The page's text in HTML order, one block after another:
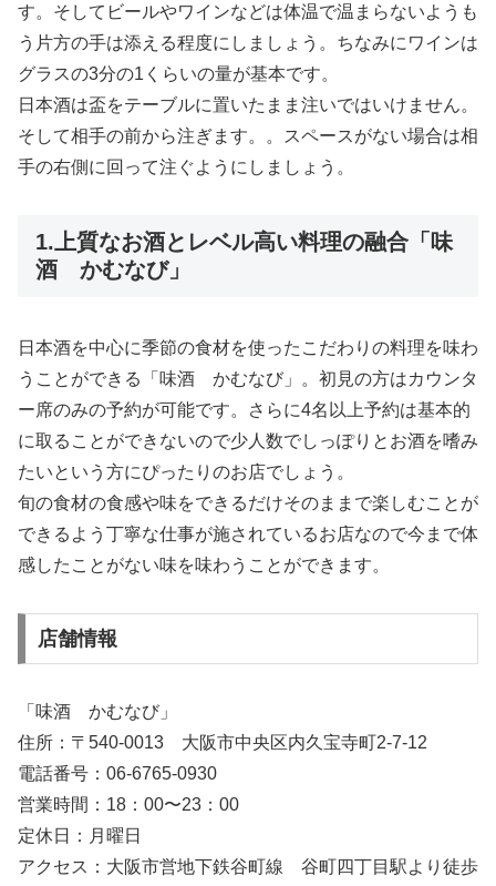
す。そしてビールやワインなどは体温で温まらないようも
う片方の手は添える程度にしましょう。ちなみにワインは
グラスの3分の1くらいの量が基本です。
日本酒は盃をテーブルに置いたまま注いではいけません。
そして相手の前から注ぎます。。スペースがない場合は相
手の右側に回って注ぐようにしましょう。
1.上質なお酒とレベル高い料理の融合「味
酒 かむなび」
日本酒を中心に季節の食材を使ったこだわりの料理を味わ
うことができる「味酒 かむなび」。初見の方はカウンタ
ー席のみの予約が可能です。さらに4名以上予約は基本的
に取ることができないので少人数でしっぽりとお酒を嗜み
たいという方にぴったりのお店でしょう。
旬の食材の食感や味をできるだけそのままで楽しむことが
できるよう丁寧な仕事が施されているお店なので今まで体
感したことがない味を味わうことができます。
店舗情報
「味酒 かむなび」
住所：〒540-0013 大阪市中央区内久宝寺町2-7-12
電話番号：06-6765-0930
営業時間：18：00〜23：00
定休日：月曜日
アクセス：大阪市営地下鉄谷町線 谷町四丁目駅より徒歩